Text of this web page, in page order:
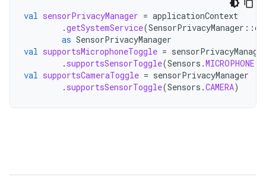
val sensorPrivacyManager = applicationContext
.getSystemService(SensorPrivacyManager ::
as SensorPrivacyManager
val supportsMicrophoneToggle =
. supportsSensorToggle(Sensors .MICROPHONE
val supportsCameraToggle = sensorPrivacyManager
. supportsSensorToggle(Sensors .CAMERA)